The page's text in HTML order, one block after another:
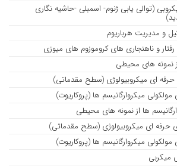
(توالی یابی ژنوم- اسمبلی -حاشیه نگاری
و مدیریت هرباریوم
و ناهنجاری های کروموزوم های میوزی
نمونه های محیطی
ای میکروبیولوژی (سطح مقدماتی)
میکروارگانیسم ها (پروکاریوت)
میکروارگانیسم ها (پروکاریوت)
میکربی